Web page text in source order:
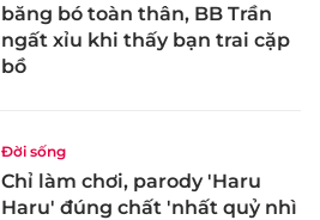
băng bó toàn thân, BB Trần
ngất xỉu khi thấy bạn trai cặp
bồ
Đời sống
Chỉ làm chơi, parody 'Haru
Haru' đúng chất 'nhất quỷ nhì